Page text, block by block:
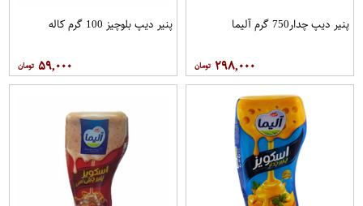
پنیر دیپ چدار750 گرم آلیما
۲۹۸,۰۰۰
پنیر دیپ بلوچیز 100 گرم کاله
۵۹,۰۰۰